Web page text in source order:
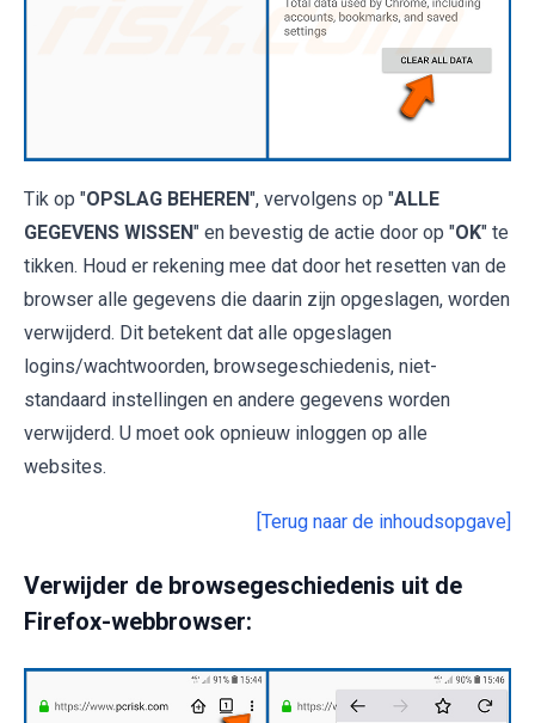
Tik op "OPSLAG BEHEREN", vervolgens op "ALLE
GEGEVENS WISSEN" en bevestig de actie door op "OK" te
tikken. Houd er rekening mee dat door het resetten van de
browser alle gegevens die daarin zijn opgeslagen, worden
verwijderd. Dit betekent dat alle opgeslagen
logins/wachtwoorden, browsegeschiedenis, niet-
standaard instellingen en andere gegevens worden
verwijderd. U moet ook opnieuw inloggen op alle
websites.
[Terug naar de inhoudsopgave]
Verwijder de browsegeschiedenis uit de
Firefox-webbrowser: